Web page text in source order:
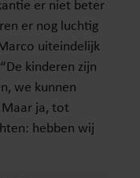
er niet beter
er nog luchtig
uiteindelijk
kinderen zijn
we kunnen
ja, tot
hebben wij